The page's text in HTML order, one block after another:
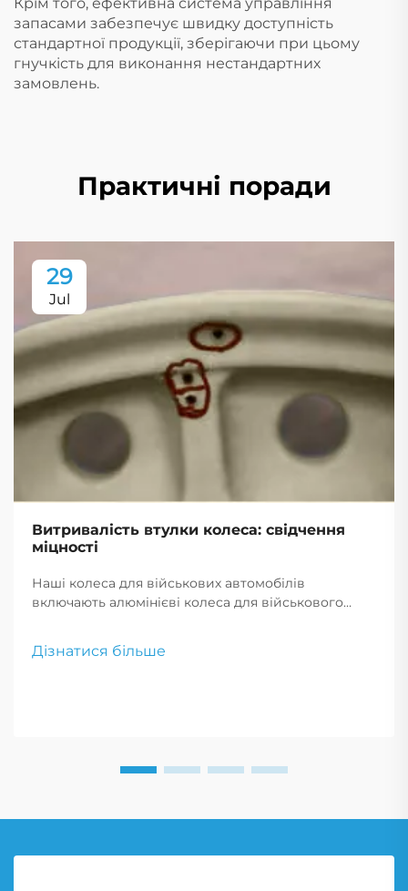
запасами забезпечує швидку доступність
стандартної продукції, зберігаючи при цьому
гнучкість для виконання нестандартних
замовлень.
Практичні поради
29
Jul
Витривалість втулки колеса: свідчення
міцності
Наші колеса для військових автомобілів
включають алюмінієві колеса для військового
та продуктивності, ці колеса ідеально підходять
Дізнатися більше